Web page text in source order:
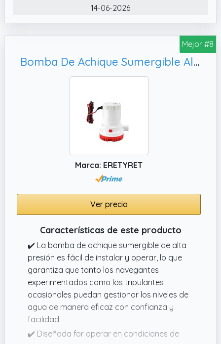
Cualquier problema de calidad, podemos
reemplazar piezas nuevas por ti
bomba de agua de frecuencia variable de
imán permanente ahorra más energía que
las bombas de agua tradicionales.
diversas necesidades. Disfruta de una
potente experiencia de flujo de agua.
14-06-2026
Mejor #8
Bomba De Achique Sumergible Alta Presión, 1500 GPH 2000 Control Del Caudal De Agua(24V 2000GPH)
Marca: ERETYRET
Ver precio
Características de este producto
✔️ La bomba de achique sumergible de alta
presión es fácil de instalar y operar, lo que
garantiza que tanto los navegantes
experimentados como los tripulantes
ocasionales puedan gestionar los niveles de
agua de manera eficaz con confianza y
facilidad.
✔️ Diseñada for operar en condiciones de